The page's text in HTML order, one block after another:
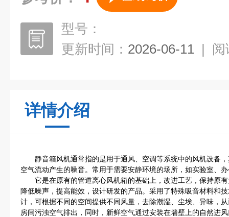
型号：
更新时间： 2026-06-11 | 阅
详情介绍
静音箱风机通常指的是用于通风、空调等系统中的风机设备，
空气流动产生的噪音。常用于需要安静环境的场所，如实验室、
它是在原有的管道离心风机箱的基础上，改进工艺，保持原有
降低噪声，提高能效，设计研发的产品。采用了特殊吸音材料和
计，可根据不同的空间提供不同风量，去除潮湿、尘埃、异味，
房间污浊空气排出，同时，新鲜空气通过安装在墙壁上的自然进